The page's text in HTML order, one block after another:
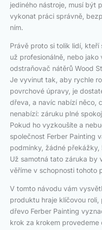
jediného nástroje, musí být
vykonat práci správně,
ním.
Právě proto si tolik lidí,
už profesionálně, nebo
odstraňovač nátěrů Wood
Je vyvinut tak, aby rychle
povrchové úpravy, je
dřeva, a navíc nabízí něco,
nenabízí: záruku plné
Pokud ho vyzkoušíte a
společnost Ferber Painting
podmínky, žádné
Už samotná tato záruka by
věříme v schopnosti tohoto
V tomto návodu vám
produktu hraje klíčovou
dřevo Ferber Painting
krok za krokem